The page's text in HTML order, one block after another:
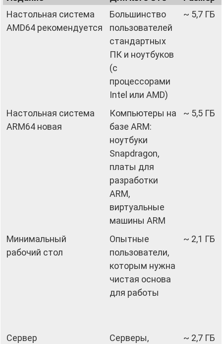
Настольная система
AMD64 рекомендуется
Большинство
пользователей
стандартных
ПК и ноутбуков
(с
процессорами
Intel или AMD)
~ 5,7 ГБ
Настольная система
ARM64 новая
Компьютеры на
базе ARM:
ноутбуки
Snapdragon,
платы для
разработки
ARM,
виртуальные
машины ARM
~ 5,5 ГБ
Минимальный
рабочий стол
Опытные
пользователи,
которым нужна
чистая основа
для работы
~ 2,1 ГБ
Сервер
Серверы,
~ 2,7 ГБ